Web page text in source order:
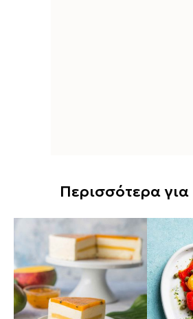
Περισσότερα για